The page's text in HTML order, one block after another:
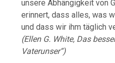
unsere Abhängigkeit von
erinnert, dass alles, was
und dass wir ihm täglich
(Ellen G. White, Das
Vaterunser“)